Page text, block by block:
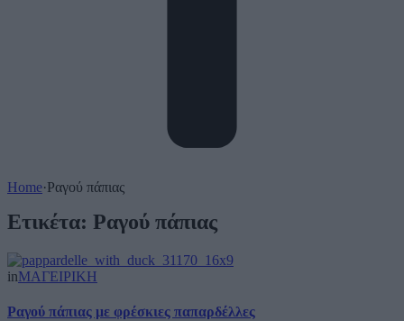
Home·Ραγού πάπιας
Ετικέτα: Ραγού πάπιας
inΜΑΓΕΙΡΙΚΗ
Ραγού πάπιας με φρέσκιες παπαρδέλλες